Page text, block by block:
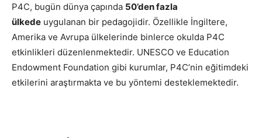
P4C, bugün dünya çapında 50’den fazla
ülkede uygulanan bir pedagojidir. Özellikle İngiltere,
Amerika ve Avrupa ülkelerinde binlerce okulda P4C
etkinlikleri düzenlenmektedir. UNESCO ve Education
Endowment Foundation gibi kurumlar, P4C’nin eğitimdeki
etkilerini araştırmakta ve bu yöntemi desteklemektedir.